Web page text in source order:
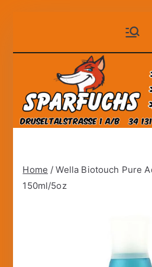
springen
Home / Wella Biotouch Pure
150ml/5oz